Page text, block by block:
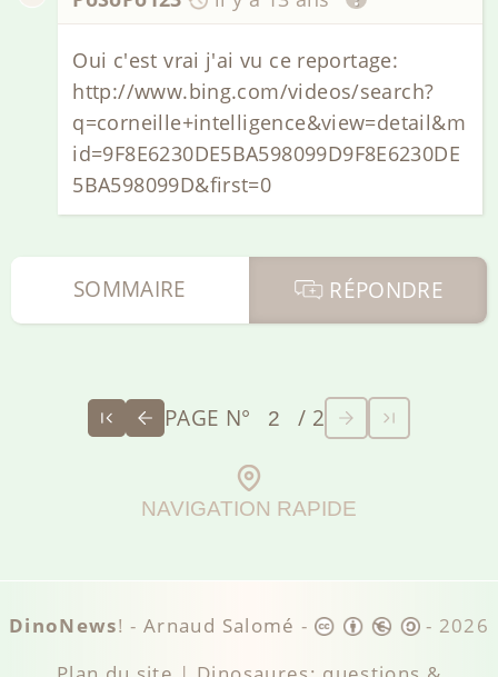
Oui c'est vrai j'ai vu ce reportage:
http://www.bing.com/videos/search?
q=corneille+intelligence&view=detail&m
id=9F8E6230DE5BA598099D9F8E6230DE
5BA598099D&first=0
RÉPONDRE
SOMMAIRE
PAGE N° / 2
NAVIGATION RAPIDE
DinoNews! -Arnaud Salomé - - 2026